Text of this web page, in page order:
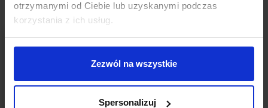
otrzymanymi od Ciebie lub uzyskanymi podczas
korzystania z ich usług.
Zezwól na wszystkie
Spersonalizuj